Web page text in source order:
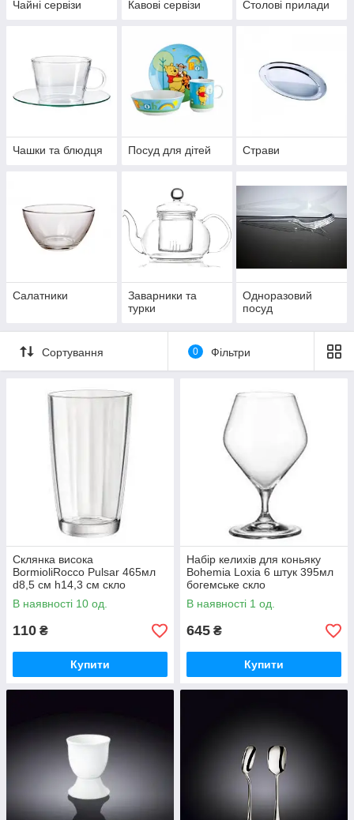
Чайні сервізи Кавові сервізи Столові прилади
Чашки та блюдця Посуд для дітей Страви
Салатники
Заварники та
турки
Одноразовий
посуд
Сортування 0 Фільтри
Склянка висока
BormioliRocco Pulsar 465мл
d8,5 см h14,3 см скло
(360680 BR)
В наявності 10 од.
110 ₴
Купити
Набір келихів для коньяку
Bohemia Loxia 6 штук 395мл
богемське скло
(1SJ03/00000/395)
В наявності 1 од.
645 ₴
Купити